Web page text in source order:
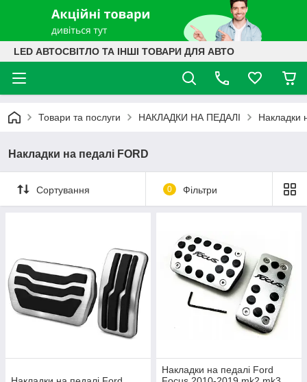
LED АВТОСВІТЛО ТА ІНШІ ТОВАРИ ДЛЯ АВТО
Товари та послуги НАКЛАДКИ НА ПЕДАЛІ Накладки
Накладки на педалі FORD
Сортування 0 Фільтри
Накладки на педалі Ford